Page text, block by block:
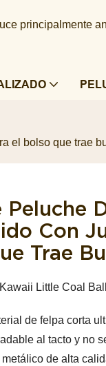
principalmente
el bolso que trae
Peluche
Con
Trae
Little Coal
de felpa corta
al tacto y no
de alta